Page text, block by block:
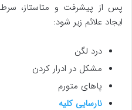
پس از پیشرفت و متاستاز،
ایجاد علائم زیر شود:
درد لگن
مشکل در ادرار کردن
پاهای متورم
نارسایی کلیه